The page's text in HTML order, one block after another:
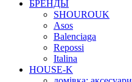
БРЕНДЫ
SHOUROUK
Asos
Balenciaga
Repossi
Italina
HOUSE-K